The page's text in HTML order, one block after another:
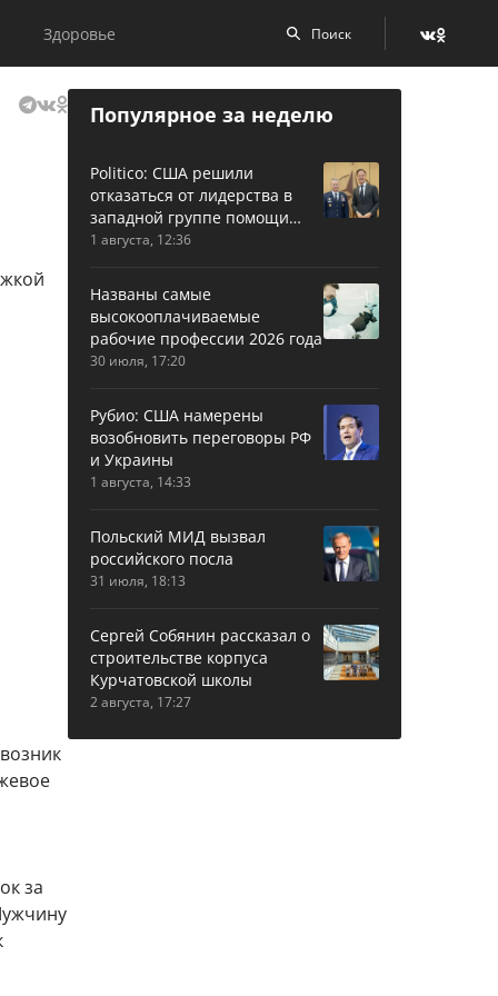
Здоровье
за
Популярное за неделю
Politico: США решили
отказаться от лидерства в
западной группе помощи
Украине
1 августа, 12:36
Названы самые
высокооплачиваемые
рабочие профессии 2026 года
30 июля, 17:20
Рубио: США намерены
возобновить переговоры РФ
и Украины
1 августа, 14:33
Польский МИД вызвал
российского посла
31 июля, 18:13
Сергей Собянин рассказал о
строительстве корпуса
Курчатовской школы
2 августа, 17:27